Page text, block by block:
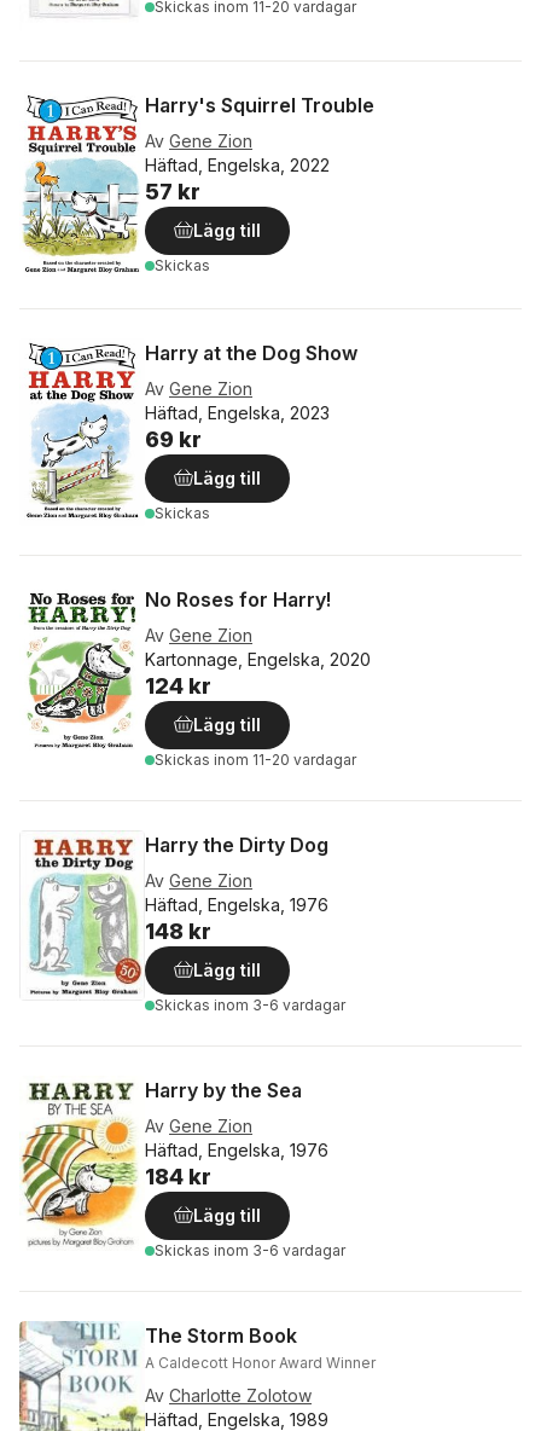
Skickas inom 11-20 vardagar
Harry's Squirrel Trouble
Av Gene Zion
Häftad, Engelska, 2022
57 kr
Lägg till
Skickas
Harry at the Dog Show
Av Gene Zion
Häftad, Engelska, 2023
69 kr
Lägg till
Skickas
No Roses for Harry!
Av Gene Zion
Kartonnage, Engelska, 2020
124 kr
Lägg till
Skickas inom 11-20 vardagar
Harry the Dirty Dog
Av Gene Zion
Häftad, Engelska, 1976
148 kr
Lägg till
Skickas inom 3-6 vardagar
Harry by the Sea
Av Gene Zion
Häftad, Engelska, 1976
184 kr
Lägg till
Skickas inom 3-6 vardagar
The Storm Book
A Caldecott Honor Award Winner
Av Charlotte Zolotow
Häftad, Engelska, 1989